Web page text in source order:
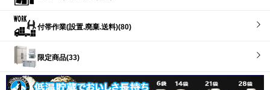
付帯作業(設置.廃棄.送料)(80)
限定商品(33)